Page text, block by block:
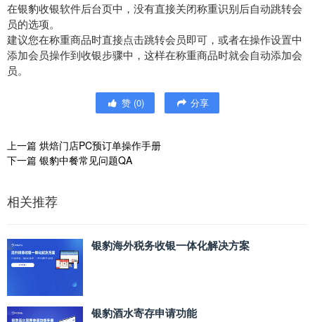
在银豹收银软件后台页中，没有直接关闭称重识别后自动跳转会
员的选项。
建议您在称重商品时直接点击跳转会员即可，或者在操作设置中
添加会员操作到收银步骤中，这样在称重商品时就会自动添加会
员。
赞 (0) 分享
上一篇 烘焙门店PC预订单操作手册
下一篇 银豹中餐常见问题QA
相关推荐
银豹海外税务收银一体化解决方案
银豹酒水寄存申请功能